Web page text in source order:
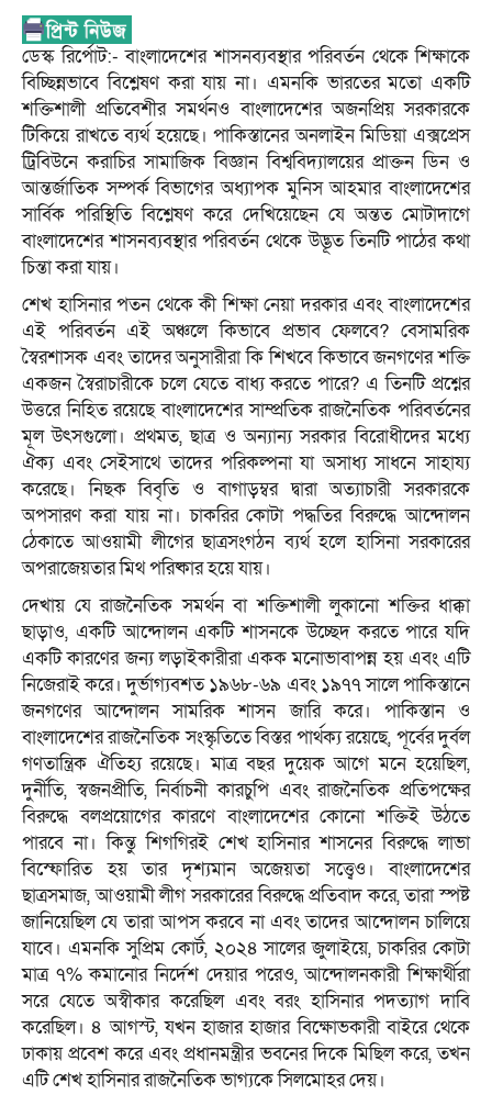
ডেস্ক রির্পোট:- বাংলাদেশের শাসনব্যবস্থার পরিবর্তন থেকে শিক্ষাকে
বিচ্ছিন্নভাবে বিশ্লেষণ করা যায় না। এমনকি ভারতের মতো একটি
শক্তিশালী প্রতিবেশীর সমর্থনও বাংলাদেশের অজনপ্রিয় সরকারকে
টিকিয়ে রাখতে ব্যর্থ হয়েছে। পাকিস্তানের অনলাইন মিডিয়া এক্সপ্রেস
ট্রিবিউনে করাচির সামাজিক বিজ্ঞান বিশ্ববিদ্যালয়ের প্রাক্তন ডিন ও
আন্তর্জাতিক সম্পর্ক বিভাগের অধ্যাপক মুনিস আহমার বাংলাদেশের
সার্বিক পরিস্থিতি বিশ্লেষণ করে দেখিয়েছেন যে অন্তত মোটাদাগে
বাংলাদেশের শাসনব্যবস্থার পরিবর্তন থেকে উদ্ভূত তিনটি পাঠের কথা
চিন্তা করা যায়।
শেখ হাসিনার পতন থেকে কী শিক্ষা নেয়া দরকার এবং বাংলাদেশের
এই পরিবর্তন এই অঞ্চলে কিভাবে প্রভাব ফেলবে? বেসামরিক
স্বৈরশাসক এবং তাদের অনুসারীরা কি শিখবে কিভাবে জনগণের শক্তি
একজন স্বৈরাচারীকে চলে যেতে বাধ্য করতে পারে? এ তিনটি প্রশ্নের
উত্তরে নিহিত রয়েছে বাংলাদেশের সাম্প্রতিক রাজনৈতিক পরিবর্তনের
মূল উৎসগুলো। প্রথমত, ছাত্র ও অন্যান্য সরকার বিরোধীদের মধ্যে
ঐক্য এবং সেইসাথে তাদের পরিকল্পনা যা অসাধ্য সাধনে সাহায্য
করেছে। নিছক বিবৃতি ও বাগাড়ম্বর দ্বারা অত্যাচারী সরকারকে
অপসারণ করা যায় না। চাকরির কোটা পদ্ধতির বিরুদ্ধে আন্দোলন
ঠেকাতে আওয়ামী লীগের ছাত্রসংগঠন ব্যর্থ হলে হাসিনা সরকারের
অপরাজেয়তার মিথ পরিষ্কার হয়ে যায়।
দেখায় যে রাজনৈতিক সমর্থন বা শক্তিশালী লুকানো শক্তির ধাক্কা
ছাড়াও, একটি আন্দোলন একটি শাসনকে উচ্ছেদ করতে পারে যদি
একটি কারণের জন্য লড়াইকারীরা একক মনোভাবাপন্ন হয় এবং এটি
নিজেরাই করে। দুর্ভাগ্যবশত ১৯৬৮-৬৯ এবং ১৯৭৭ সালে পাকিস্তানে
জনগণের আন্দোলন সামরিক শাসন জারি করে। পাকিস্তান ও
বাংলাদেশের রাজনৈতিক সংস্কৃতিতে বিস্তর পার্থক্য রয়েছে, পূর্বের দুর্বল
গণতান্ত্রিক ঐতিহ্য রয়েছে। মাত্র বছর দুয়েক আগে মনে হয়েছিল,
দুর্নীতি, স্বজনপ্রীতি, নির্বাচনী কারচুপি এবং রাজনৈতিক প্রতিপক্ষের
বিরুদ্ধে বলপ্রয়োগের কারণে বাংলাদেশের কোনো শক্তিই উঠতে
পারবে না। কিন্তু শিগগিরই শেখ হাসিনার শাসনের বিরুদ্ধে লাভা
বিস্ফোরিত হয় তার দৃশ্যমান অজেয়তা সত্ত্বেও। বাংলাদেশের
ছাত্রসমাজ, আওয়ামী লীগ সরকারের বিরুদ্ধে প্রতিবাদ করে, তারা স্পষ্ট
জানিয়েছিল যে তারা আপস করবে না এবং তাদের আন্দোলন চালিয়ে
যাবে। এমনকি সুপ্রিম কোর্ট, ২০২৪ সালের জুলাইয়ে, চাকরির কোটা
মাত্র ৭% কমানোর নির্দেশ দেয়ার পরেও, আন্দোলনকারী শিক্ষার্থীরা
সরে যেতে অস্বীকার করেছিল এবং বরং হাসিনার পদত্যাগ দাবি
করেছিল। ৪ আগস্ট, যখন হাজার হাজার বিক্ষোভকারী বাইরে থেকে
ঢাকায় প্রবেশ করে এবং প্রধানমন্ত্রীর ভবনের দিকে মিছিল করে, তখন
এটি শেখ হাসিনার রাজনৈতিক ভাগ্যকে সিলমোহর দেয়।